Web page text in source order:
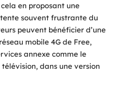
en proposant une
souvent frustrante du
peuvent bénéficier d’une
mobile 4G de Free,
annexe comme le
dans une version